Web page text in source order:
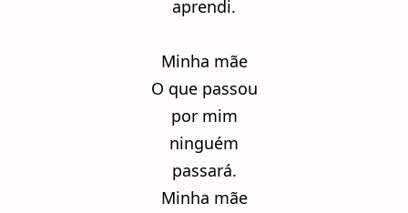
aprendi.
Minha mãe
O que passou
por mim
ninguém
passará.
Minha mãe